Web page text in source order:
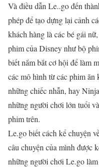
Và điều dẫn Le..go đến
phép để tạo dựng lại cảnh
khách hàng là các bé gái
phim của Disney như bộ
biết nắm bắt cơ hội để làm
các mô hình từ các phim ăn
những chiếc nhẫn, hay
những người chơi lớn tuổi
phim trên.
Le.go biết cách kể chuyện
câu chuyện của mình được
những người chơi Le.go